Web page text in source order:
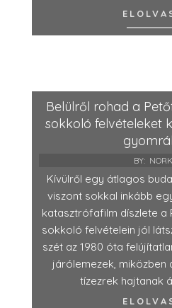
Belülről rohad a
sokkoló felvételeket
BY:
Kívülről egy átlagos
viszont sokkal inkább
katasztrófafilm díszlete a
sokkoló felvételein jól
szét az 1980 óta
járólemezek, miközben
tízezrek hajtanak